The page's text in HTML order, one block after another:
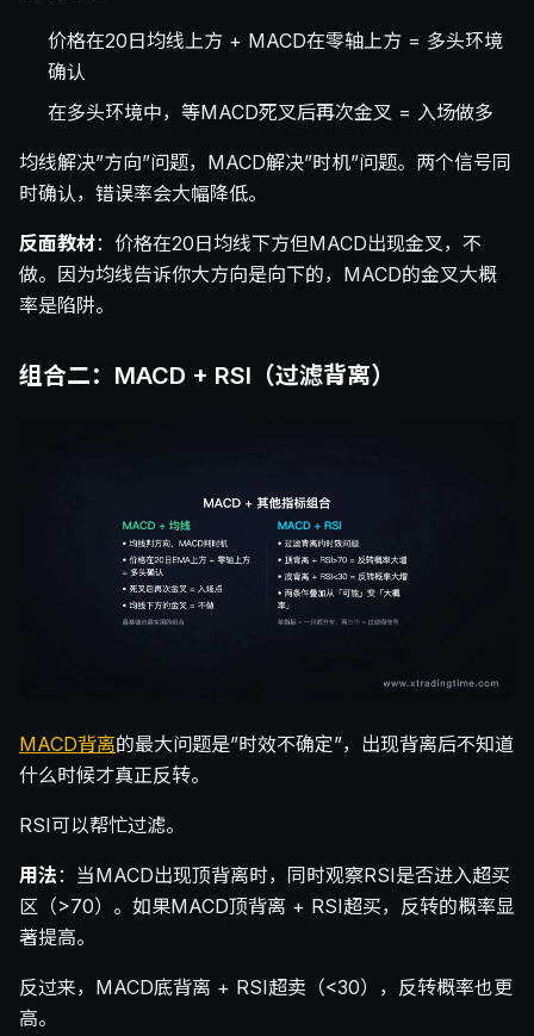
价格在20日均线上方 + MACD在零轴上方 = 多头环境
确认
在多头环境中，等MACD死叉后再次金叉 = 入场做多
均线解决”方向”问题，MACD解决”时机”问题。两个信号同
时确认，错误率会大幅降低。
反面教材：价格在20日均线下方但MACD出现金叉，不
做。因为均线告诉你大方向是向下的，MACD的金叉大概
率是陷阱。
组合二：MACD + RSI（过滤背离）
MACD背离的最大问题是”时效不确定”，出现背离后不知道
什么时候才真正反转。
RSI可以帮忙过滤。
用法：当MACD出现顶背离时，同时观察RSI是否进入超买
区（>70）。如果MACD顶背离 + RSI超买，反转的概率显
著提高。
反过来，MACD底背离 + RSI超卖（<30），反转概率也更
高。